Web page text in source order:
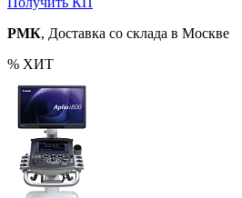
РМК, Доставка со склада в Москве
% ХИТ